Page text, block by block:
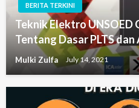
BERITA TERKINI
Teknik Elektro UNSOED
Tentang Dasar PLTS
Mulki Zulfa July 14, 2021